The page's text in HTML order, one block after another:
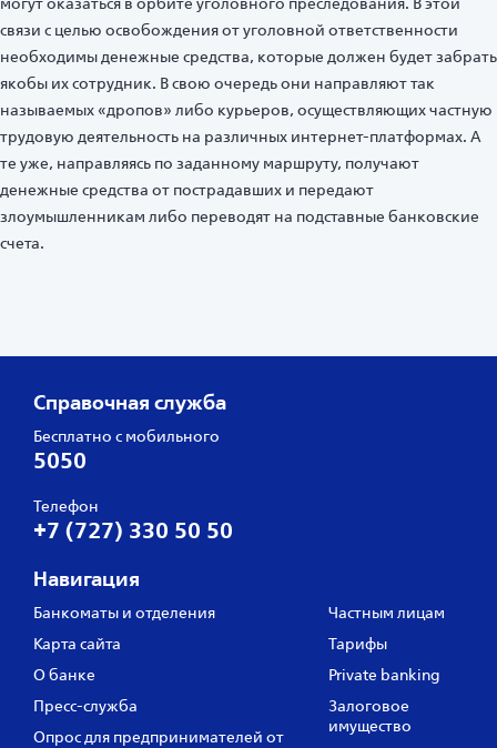
связи с целью освобождения от уголовной ответственности
необходимы денежные средства, которые должен будет забрать
якобы их сотрудник. В свою очередь они направляют так
называемых «дропов» либо курьеров, осуществляющих частную
трудовую деятельность на различных интернет-платформах. А
те уже, направляясь по заданному маршруту, получают
денежные средства от пострадавших и передают
злоумышленникам либо переводят на подставные банковские
счета.
Справочная служба
Бесплатно с мобильного
5050
Телефон
+7 (727) 330 50 50
Навигация
Банкоматы и отделения
Карта сайта
О банке
Пресс‑служба
Опрос для предпринимателей от
Частным лицам
Тарифы
Private banking
Залоговое
имущество